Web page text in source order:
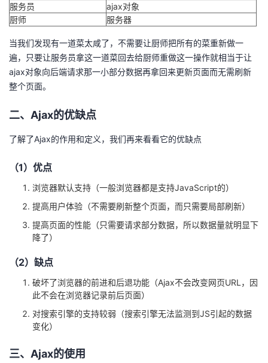
服务员
ajax对象
厨师
服务器
当我们发现有一道菜太咸了，不需要让厨师把所有的菜重新做一
遍，只要让服务员拿这一道菜回去给厨师重做这一操作就相当于让
ajax对象向后端请求那一小部分数据再拿回来更新页面而无需刷新
整个页面。
二、Ajax的优缺点
了解了Ajax的作用和定义，我们再来看看它的优缺点
（1）优点
浏览器默认支持（一般浏览器都是支持JavaScript的）
提高用户体验（不需要刷新整个页面，而只需要局部刷新）
提高页面的性能（只需要请求部分数据，所以数据量就明显下
降了）
（2）缺点
破坏了浏览器的前进和后退功能（Ajax不会改变网页URL，因
此不会在浏览器记录前后页面）
对搜索引擎的支持较弱（搜索引擎无法监测到JS引起的数据
变化）
三、Ajax的使用